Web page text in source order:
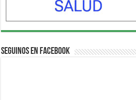
Seguinos en Facebook